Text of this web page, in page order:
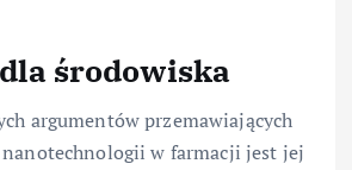
środowiska
argumentów przemawiających
w farmacji jest jej